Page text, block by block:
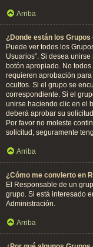
Arriba
¿Donde están los
Puede ver todos los
Usuarios”. Si desea
botón apropiado. No
requieren aprobación
ocultos. Si el grupo se
correspondiente. Si el
unirse haciendo clic en el
deberá aprobar su
Por favor no moleste
solicitud; seguramente
Arriba
¿Cómo me convierto en
El Responsable de un
grupo. Si está interesado
Administración.
Arriba